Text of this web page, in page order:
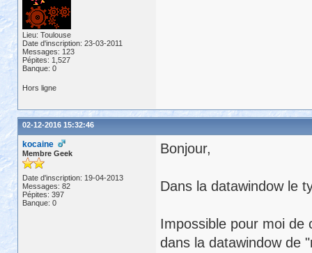
Lieu: Toulouse
Date d'inscription: 23-03-2011
Messages: 123
Pépites: 1,527
Banque: 0
Hors ligne
02-12-2016 15:32:46
kocaine
Membre Geek
Date d'inscription: 19-04-2013
Messages: 82
Pépites: 397
Banque: 0
Bonjour,
Dans la datawindow le
Impossible pour moi de
dans la datawindow de